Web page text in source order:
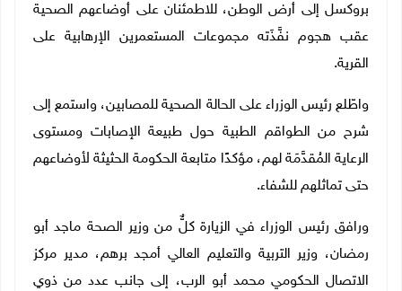
بروكسل إلى أرض الوطن، للاطمئنان على أوضاعهم الصحية
عقب هجوم نفَّذَته مجموعات المستعمرين الإرهابية على
القرية.
واطّلع رئيس الوزراء على الحالة الصحية للمصابين، واستمع إلى
شرح من الطواقم الطبية حول طبيعة الإصابات ومستوى
الرعاية المُقدَّمَة لهم، مؤكدًا متابعة الحكومة الحثيثة لأوضاعهم
حتى تماثلهم للشفاء.
ورافق رئيس الوزراء في الزيارة كلٌّ من وزير الصحة ماجد أبو
رمضان، وزير التربية والتعليم العالي أمجد برهم، مدير مركز
الاتصال الحكومي محمد أبو الرب، إلى جانب عدد من ذوي